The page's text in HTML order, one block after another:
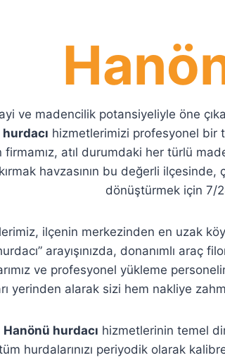
ve madencilik potansiyeliyle öne
hizmetlerimizi profesyonel bir
atıl durumdaki her türlü
havzasının bu değerli
dönüştürmek için 7/
ilçenin merkezinden en uzak
arayışınızda, donanımlı araç
ve profesyonel yükleme
yerinden alarak sizi hem nakliye
Hanönü hurdacı hizmetlerinin temel
hurdalarınızı periyodik olarak